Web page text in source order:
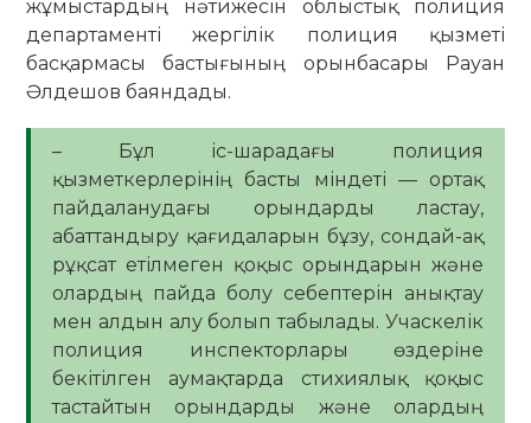
жұмыстардың нәтижесін облыстық полиция
департаменті жергілік полиция қызметі
басқармасы бастығының орынбасары Рауан
Әлдешов баяндады.
– Бұл іс-шарадағы полиция
қызметкерлерінің басты міндеті — ортақ
пайдаланудағы орындарды ластау,
абаттандыру қағидаларын бұзу, сондай-ақ
рұқсат етілмеген қоқыс орындарын және
олардың пайда болу себептерін анықтау
мен алдын алу болып табылады. Учаскелік
полиция инспекторлары өздеріне
бекітілген аумақтарда стихиялық қоқыс
тастайтын орындарды және олардың